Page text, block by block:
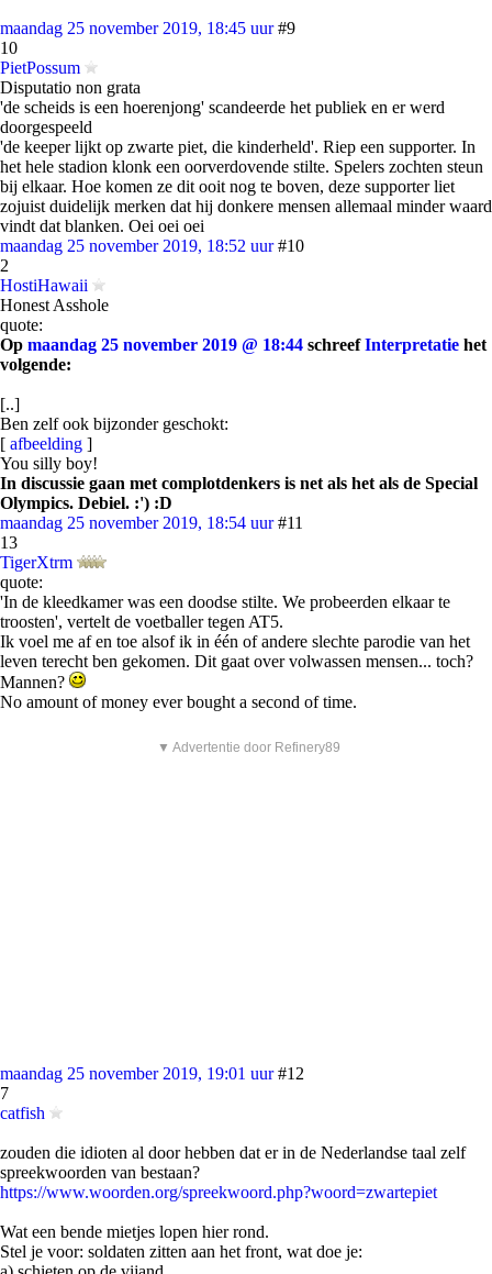
maandag 25 november 2019, 18:45 uur #9
10
PietPossum
Disputatio non grata
'de scheids is een hoerenjong' scandeerde het publiek en er werd
doorgespeeld
'de keeper lijkt op zwarte piet, die kinderheld'. Riep een supporter. In
het hele stadion klonk een oorverdovende stilte. Spelers zochten steun
bij elkaar. Hoe komen ze dit ooit nog te boven, deze supporter liet
zojuist duidelijk merken dat hij donkere mensen allemaal minder waard
vindt dat blanken. Oei oei oei
maandag 25 november 2019, 18:52 uur #10
2
HostiHawaii
Honest Asshole
quote:
Op maandag 25 november 2019 @ 18:44 schreefInterpretatie het
volgende:
[..]
Ben zelf ook bijzonder geschokt:
[ afbeelding ]
You silly boy!
In discussie gaan met complotdenkers is net als het als de Special
Olympics. Debiel. :') :D
maandag 25 november 2019, 18:54 uur #11
13
TigerXtrm
quote:
'In de kleedkamer was een doodse stilte. We probeerden elkaar te
troosten', vertelt de voetballer tegen AT5.
Ik voel me af en toe alsof ik in één of andere slechte parodie van het
leven terecht ben gekomen. Dit gaat over volwassen mensen... toch?
Mannen?
No amount of money ever bought a second of time.
▼ Advertentie door Refinery89
maandag 25 november 2019, 19:01 uur #12
7
catfish
zouden die idioten al door hebben dat er in de Nederlandse taal zelf
spreekwoorden van bestaan?
https://www.woorden.org/spreekwoord.php?woord=zwartepiet
Wat een bende mietjes lopen hier rond.
Stel je voor: soldaten zitten aan het front, wat doe je: